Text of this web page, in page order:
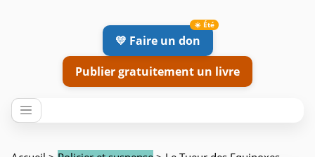
💛 Faire un don
Publier gratuitement un livre